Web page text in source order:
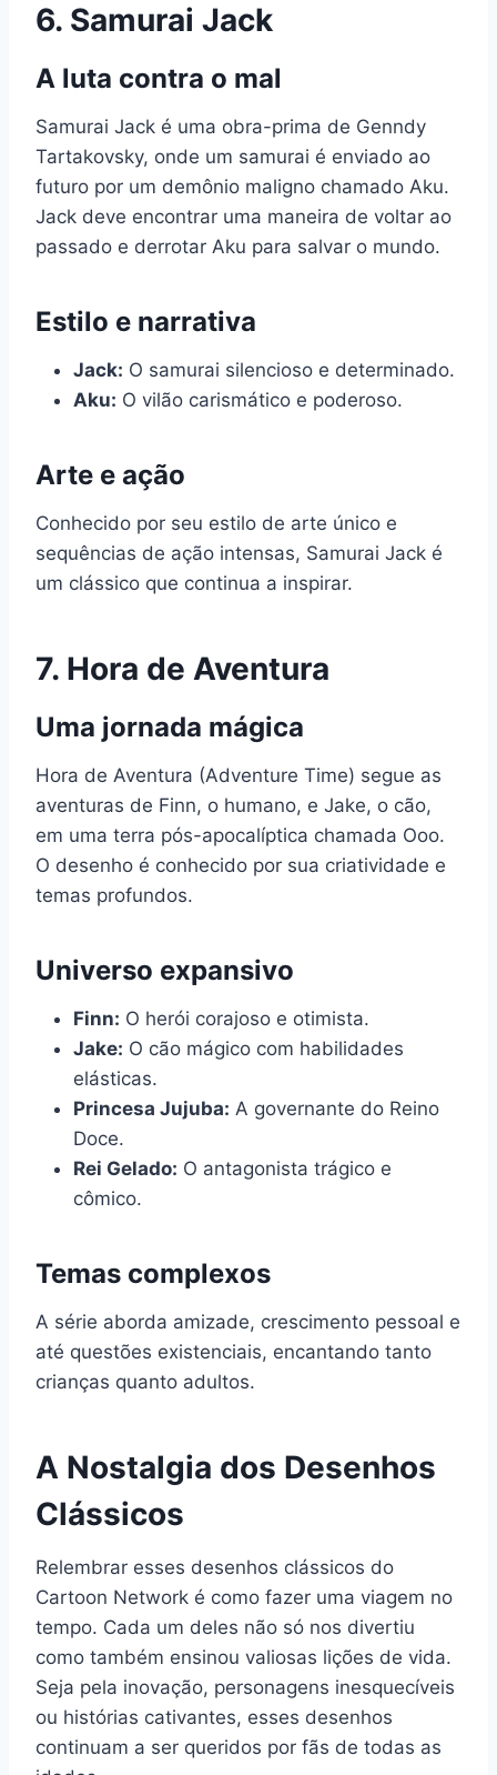
6. Samurai Jack
A luta contra o mal
Samurai Jack é uma obra-prima de Genndy
Tartakovsky, onde um samurai é enviado ao
futuro por um demônio maligno chamado Aku.
Jack deve encontrar uma maneira de voltar ao
passado e derrotar Aku para salvar o mundo.
Estilo e narrativa
Jack: O samurai silencioso e determinado.
Aku: O vilão carismático e poderoso.
Arte e ação
Conhecido por seu estilo de arte único e
sequências de ação intensas, Samurai Jack é
um clássico que continua a inspirar.
7. Hora de Aventura
Uma jornada mágica
Hora de Aventura (Adventure Time) segue as
aventuras de Finn, o humano, e Jake, o cão,
em uma terra pós-apocalíptica chamada Ooo.
O desenho é conhecido por sua criatividade e
temas profundos.
Universo expansivo
Finn: O herói corajoso e otimista.
Jake: O cão mágico com habilidades
elásticas.
Princesa Jujuba: A governante do Reino
Doce.
Rei Gelado: O antagonista trágico e
cômico.
Temas complexos
A série aborda amizade, crescimento pessoal e
até questões existenciais, encantando tanto
crianças quanto adultos.
A Nostalgia dos Desenhos
Clássicos
Relembrar esses desenhos clássicos do
Cartoon Network é como fazer uma viagem no
tempo. Cada um deles não só nos divertiu
como também ensinou valiosas lições de vida.
Seja pela inovação, personagens inesquecíveis
ou histórias cativantes, esses desenhos
continuam a ser queridos por fãs de todas as